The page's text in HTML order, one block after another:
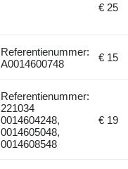
€ 25
Referentienummer:
A0014600748
€ 15
Referentienummer:
221034
0014604248,
0014605048,
0014608548
€ 19